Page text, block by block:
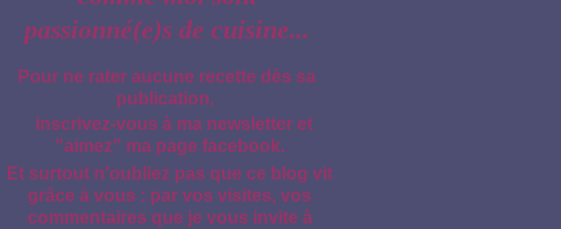
passionné(e)s de cuisine...
Pour ne rater aucune recette dès sa
publication,
inscrivez-vous à ma newsletter et
"aimez" ma page facebook.
Et surtout n'oubliez pas que ce blog vit
grâce à vous : par vos visites, vos
commentaires que je vous invite à